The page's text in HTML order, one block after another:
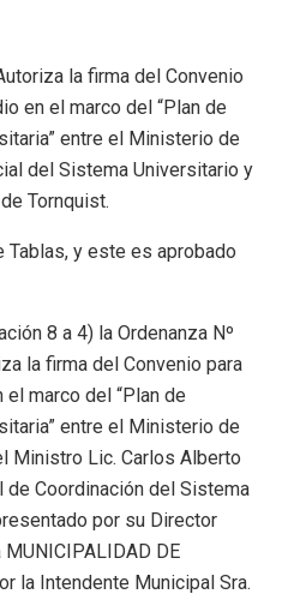
la firma del Convenio
en el marco del “Plan de
entre el Ministerio de
del Sistema Universitario y
Tornquist.
y este es aprobado
8 a 4) la Ordenanza Nº
la firma del Convenio para
marco del “Plan de
entre el Ministerio de
Ministro Lic. Carlos Alberto
de Coordinación del Sistema
por su Director
DE
la Intendente Municipal Sra.